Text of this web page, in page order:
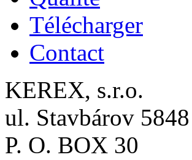
Télécharger
Contact
KEREX, s.r.o.
ul. Stavbárov 5848
P. O. BOX 30